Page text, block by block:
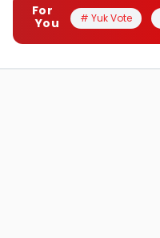
For
You
# Yuk Vote